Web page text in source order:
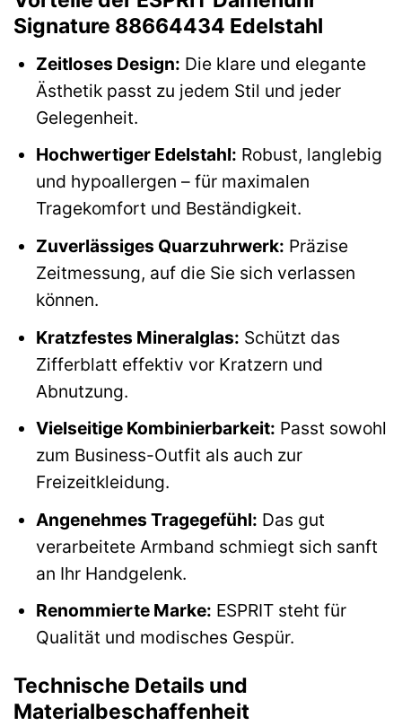
Signature 88664434 Edelstahl
Zeitloses Design: Die klare und elegante
Ästhetik passt zu jedem Stil und jeder
Gelegenheit.
Hochwertiger Edelstahl: Robust, langlebig
und hypoallergen – für maximalen
Tragekomfort und Beständigkeit.
Zuverlässiges Quarzuhrwerk: Präzise
Zeitmessung, auf die Sie sich verlassen
können.
Kratzfestes Mineralglas: Schützt das
Zifferblatt effektiv vor Kratzern und
Abnutzung.
Vielseitige Kombinierbarkeit: Passt sowohl
zum Business-Outfit als auch zur
Freizeitkleidung.
Angenehmes Tragegefühl: Das gut
verarbeitete Armband schmiegt sich sanft
an Ihr Handgelenk.
Renommierte Marke: ESPRIT steht für
Qualität und modisches Gespür.
Technische Details und
Materialbeschaffenheit